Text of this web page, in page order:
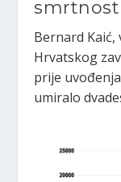
Bernard
Hrvatskog
prije
umiralo